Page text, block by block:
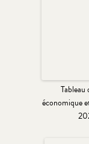
Tableau
économique